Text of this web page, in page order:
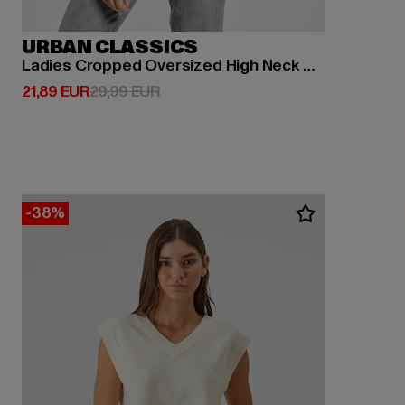
URBAN CLASSICS
Ladies Cropped Oversized High Neck Crew
21,89 EUR
Derzeitiger Preis: 21,89 EUR
29,99 EURAktionspreis: 29,99 EUR
-38%